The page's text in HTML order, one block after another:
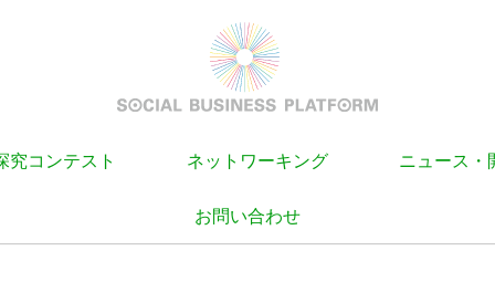
究コンテスト ネットワーキング ニュース・
お問い合わせ